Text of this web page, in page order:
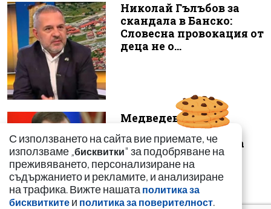
Николай Гълъбов за
скандала в Банско:
Словесна провокация от
деца не о...
Медведев: Срам е
Япония да не
споменава ролята на
САЩ за Хирошима и
На...
С използването на сайта вие приемате, че
използваме „бисквитки" за подобряване на
преживяването, персонализиране на
съдържанието и рекламите, и анализиране
на трафика. Вижте нашата политика за
бисквитките и политика за поверителност.